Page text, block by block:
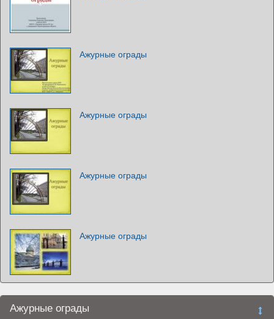
Ажурные ограды
Ажурные ограды
Ажурные ограды
Ажурные ограды
Ажурные ограды